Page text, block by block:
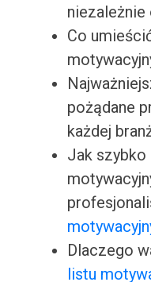
niezależnie
Co
pożądane
każdej
Jak
Dlaczego
listu